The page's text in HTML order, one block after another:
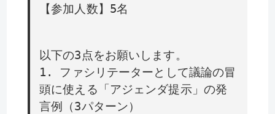
【参加人数】5名
以下の3点をお願いします。
1. ファシリテーターとして議論の冒
頭に使える「アジェンダ提示」の発
言例（3パターン）